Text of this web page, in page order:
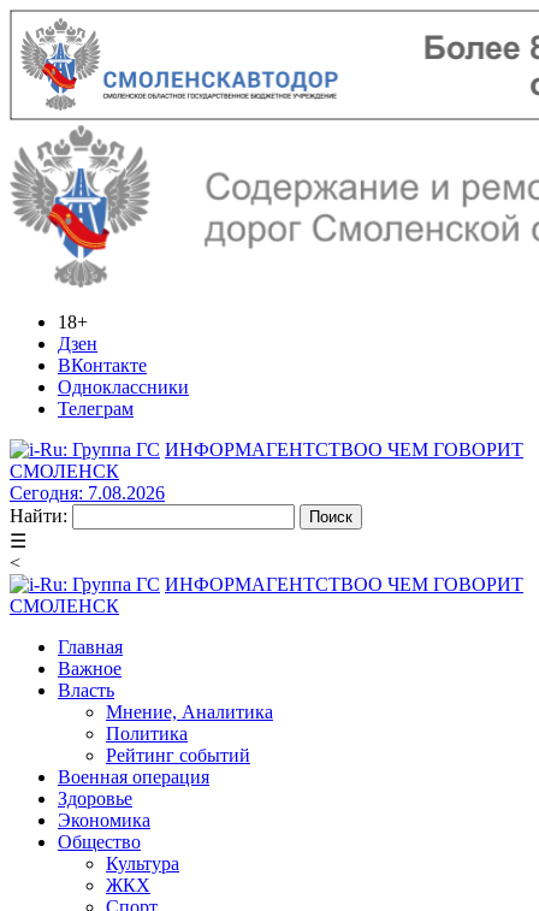
18+
Дзен
ВКонтакте
Одноклассники
Телеграм
ИНФОРМАГЕНТСТВОО ЧЕМ ГОВОРИТ
СМОЛЕНСК
Сегодня: 7.08.2026
Найти:
☰
<
ИНФОРМАГЕНТСТВОО ЧЕМ ГОВОРИТ
СМОЛЕНСК
Главная
Важное
Власть
Мнение, Аналитика
Политика
Рейтинг событий
Военная операция
Здоровье
Экономика
Общество
Культура
ЖКХ
Спорт